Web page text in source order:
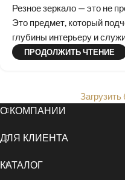
Резное зеркало — это не
Это предмет, который
глубины интерьеру и
ПРОДОЛЖИТЬ ЧТЕНИЕ
О КОМПАНИИ
ДЛЯ КЛИЕНТА
КАТАЛОГ